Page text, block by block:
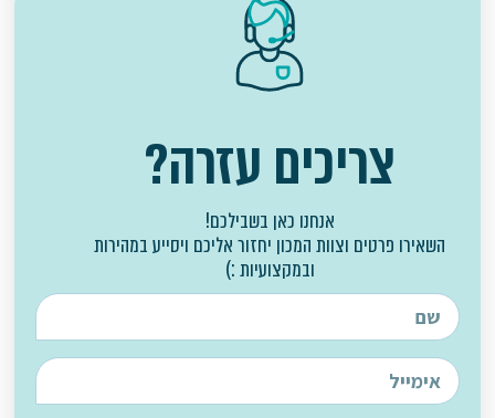
צריכים עזרה?
אנחנו כאן בשבילכם!
השאירו פרטים וצוות המכון יחזור אליכם ויסייע במהירות
ובמקצועיות :)